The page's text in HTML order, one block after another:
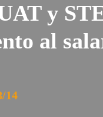
y
al
14